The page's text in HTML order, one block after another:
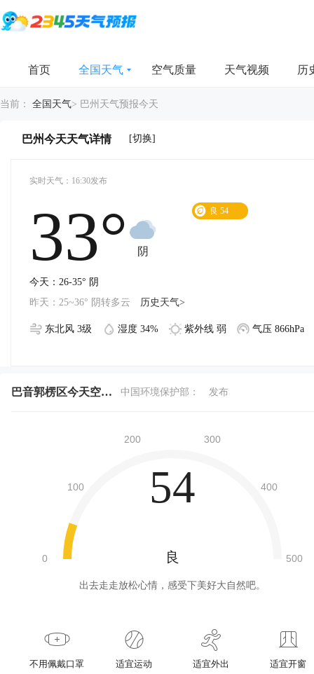
首页 全国天气 空气质量 天气视频 历
当前： 全国天气> 巴州天气预报今天
巴州今天天气详情 [切换]
实时天气：16:30发布
33° 阴
良 54
今天：26-35° 阴
昨天：25~36° 阴转多云
历史天气>
东北风 3级 湿度 34% 紫外线 弱 气压 866hPa
巴音郭楞区今天空气质量 中国环境保护部： 发布
54
良
出去走走放松心情，感受下美好大自然吧。
不用佩戴口罩 适宜运动 适宜外出 适宜开窗